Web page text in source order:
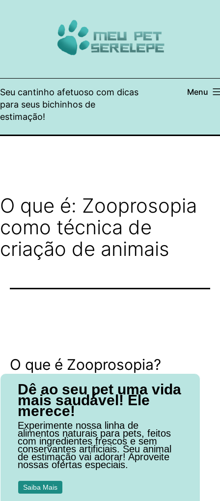
Seu cantinho afetuoso com dicas
para seus bichinhos de
estimação!
Menu
O que é: Zooprosopia
como técnica de
criação de animais
O que é Zooprosopia?
Dê ao seu pet uma vida
mais saudável! Ele
merece!
Experimente nossa linha de
alimentos naturais para pets, feitos
com ingredientes frescos e sem
conservantes artificiais. Seu animal
de estimação vai adorar! Aproveite
nossas ofertas especiais.
Saiba Mais